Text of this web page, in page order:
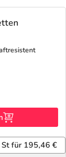
für 195,46 €